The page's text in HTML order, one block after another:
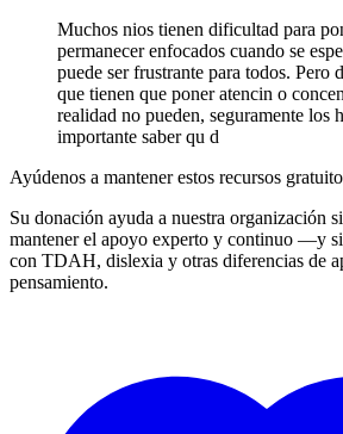
Muchos nios tienen dificultad para
permanecer enfocados cuando se
puede ser frustrante para todos. Pero
que tienen que poner atencin o
realidad no pueden, seguramente los
importante saber qu d
Ayúdenos a mantener estos recursos
Su donación ayuda a nuestra organización
mantener el apoyo experto y continuo —y
con TDAH, dislexia y otras diferencias de
pensamiento.